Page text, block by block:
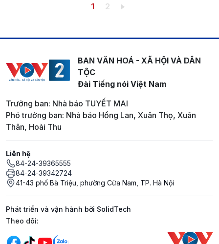
Trang hiện thời
1 Trang
2
BAN VĂN HOÁ - XÃ HỘI VÀ DÂN
TỘC
Đài Tiếng nói Việt Nam
Trưởng ban: Nhà báo TUYẾT MAI
Phó trưởng ban: Nhà báo Hồng Lan, Xuân Thọ, Xuân
Thân, Hoài Thu
Liên hệ
84-24-39365555
84-24-39342724
41-43 phố Bà Triệu, phường Cửa Nam, TP. Hà Nội
Phát triển và vận hành bởi SolidTech
Mạng xã hội
Theo dõi: